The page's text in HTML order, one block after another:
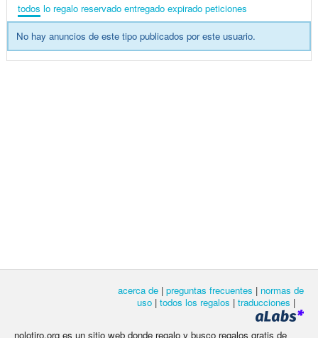
todos lo regalo reservado entregado expirado peticiones
No hay anuncios de este tipo publicados por este usuario.
acerca de | preguntas frecuentes | normas de
uso | todos los regalos | traducciones |
nolotiro.org es un sitio web donde regalo y busco regalos gratis de